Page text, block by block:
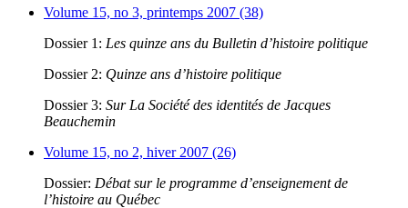
Volume 15, no 3, printemps 2007 (38)
Dossier 1: Les quinze ans du Bulletin d’histoire politique
Dossier 2: Quinze ans d’histoire politique
Dossier 3: Sur La Société des identités de Jacques
Beauchemin
Volume 15, no 2, hiver 2007 (26)
Dossier: Débat sur le programme d’enseignement de
l’histoire au Québec